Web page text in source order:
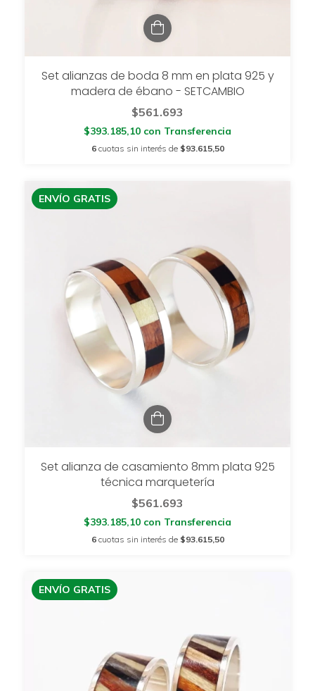
Set alianzas de boda 8 mm en plata 925 y
madera de ébano - SETCAMBIO
$561.693
$393.185,10 con Transferencia
6 cuotas sin interés de $93.615,50
ENVÍO GRATIS
Set alianza de casamiento 8mm plata 925
técnica marquetería
$561.693
$393.185,10 con Transferencia
6 cuotas sin interés de $93.615,50
ENVÍO GRATIS